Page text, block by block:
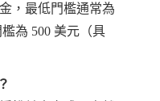
，最低門檻通常為
為 500 美元（具